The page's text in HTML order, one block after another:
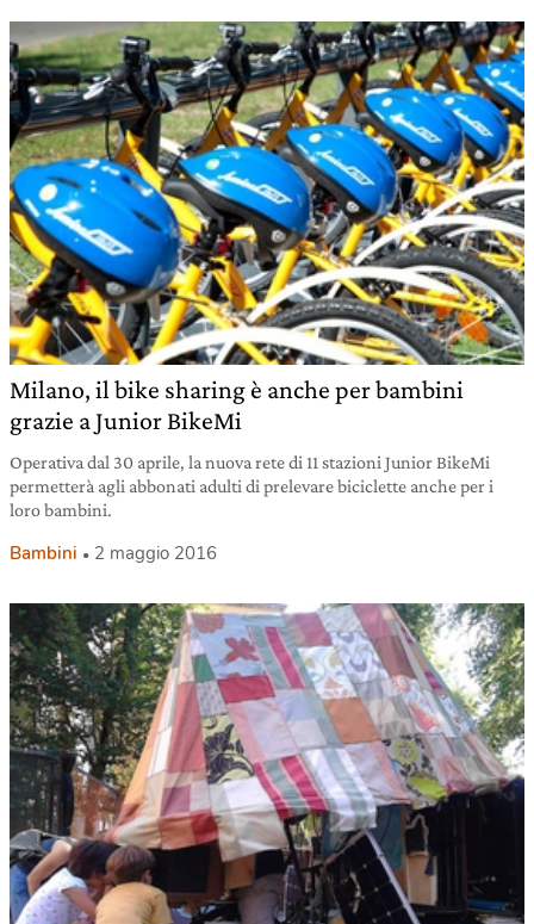
Milano, il bike sharing è anche per bambini
grazie a Junior BikeMi
Operativa dal 30 aprile, la nuova rete di 11 stazioni Junior BikeMi
permetterà agli abbonati adulti di prelevare biciclette anche per i
loro bambini.
Bambini 2 maggio 2016